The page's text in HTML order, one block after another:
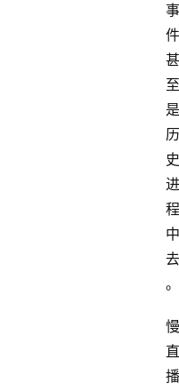
事
件
甚
至
是
历
史
进
程
中
去
。
慢
直
播